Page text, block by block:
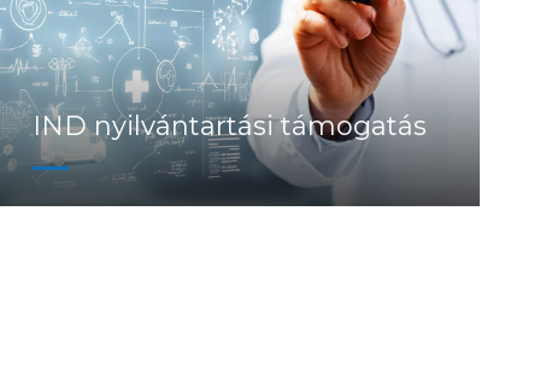
IND nyilvántartási támogatás